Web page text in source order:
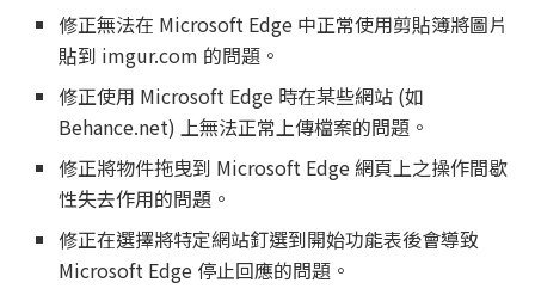
修正無法在 Microsoft Edge 中正常使用剪貼簿將圖片
貼到 imgur.com 的問題。
修正使用 Microsoft Edge 時在某些網站 (如
Behance.net) 上無法正常上傳檔案的問題。
修正將物件拖曳到 Microsoft Edge 網頁上之操作間歇
性失去作用的問題。
修正在選擇將特定網站釘選到開始功能表後會導致
Microsoft Edge 停止回應的問題。